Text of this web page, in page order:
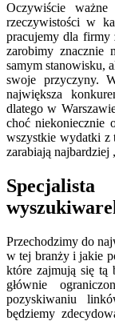
Oczywiście
rzeczywistości w
pracujemy dla firmy
zarobimy znacznie
samym stanowisku,
swoje przyczyny.
największa
dlatego w
choć niekoniecznie
wszystkie wydatki z
zarabiają najbardziej
Przechodzimy do
w tej branży i jakie
które zajmują się tą
głównie
pozyskiwaniu
będziemy